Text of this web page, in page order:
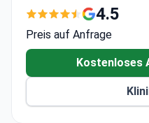
Allein im Jahr 2022
Ausgestattet mit
Da Vinci Xi und 3-
Behandelt
108 Privatzimmer und
ISO 9001, ISO 14001
4.5
Preis auf Anfrage
Kostenloses